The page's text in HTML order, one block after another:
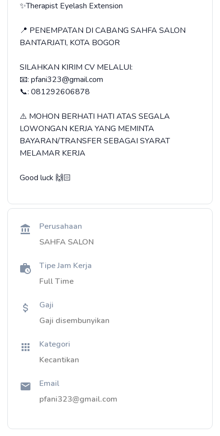
✨Therapist Eyelash Extension
📍 PENEMPATAN DI CABANG SAHFA SALON
BANTARJATI, KOTA BOGOR
SILAHKAN KIRIM CV MELALUI:
📧: pfani323@gmail.com
📞: 081292606878
⚠️ MOHON BERHATI HATI ATAS SEGALA
LOWONGAN KERJA YANG MEMINTA
BAYARAN/TRANSFER SEBAGAI SYARAT
MELAMAR KERJA
Good luck 🙌🏻
Perusahaan
SAHFA SALON
Tipe Jam Kerja
Full Time
Gaji
Gaji disembunyikan
Kategori
Kecantikan
Email
pfani323@gmail.com